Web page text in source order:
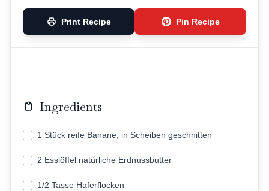
Print Recipe Pin Recipe
Ingredients
1 Stück reife Banane, in Scheiben geschnitten
2 Esslöffel natürliche Erdnussbutter
1/2 Tasse Haferflocken